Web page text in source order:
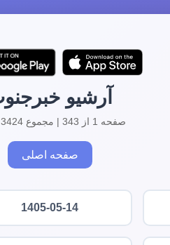
آرشیو
صفحه 1 از 343 | مجموع 3424 آرشیو
صفحه اصلی
1405-05-14